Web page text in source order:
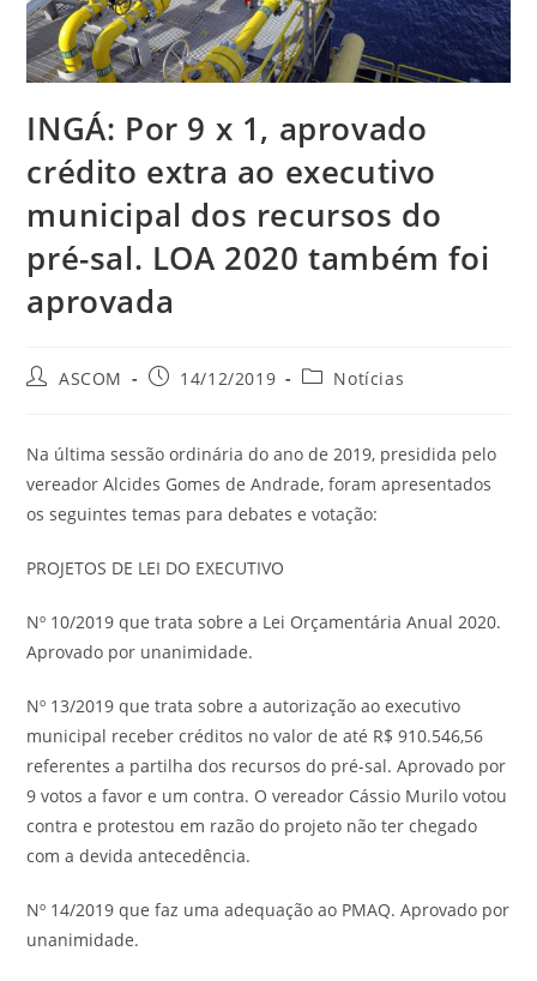
INGÁ: Por 9 x 1, aprovado
crédito extra ao executivo
municipal dos recursos do
pré-sal. LOA 2020 também foi
aprovada
ASCOM 14/12/2019 Notícias
Na última sessão ordinária do ano de 2019, presidida pelo
vereador Alcides Gomes de Andrade, foram apresentados
os seguintes temas para debates e votação:
PROJETOS DE LEI DO EXECUTIVO
Nº 10/2019 que trata sobre a Lei Orçamentária Anual 2020.
Aprovado por unanimidade.
Nº 13/2019 que trata sobre a autorização ao executivo
municipal receber créditos no valor de até R$ 910.546,56
referentes a partilha dos recursos do pré-sal. Aprovado por
9 votos a favor e um contra. O vereador Cássio Murilo votou
contra e protestou em razão do projeto não ter chegado
com a devida antecedência.
Nº 14/2019 que faz uma adequação ao PMAQ. Aprovado por
unanimidade.